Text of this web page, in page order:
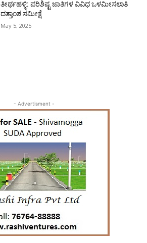
ತೀರ್ಥಹಳ್ಳಿ: ಪರಿಶಿಷ್ಟ ಜಾತಿಗಳ ವಿವಿಧ ಒಳಮೀಸಲಾತಿ
ದತ್ತಾಂಶ ಸಮೀಕ್ಷೆ
May 5, 2025
- Advertisment -